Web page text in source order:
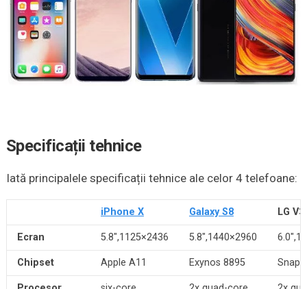
Specificații tehnice
Iată principalele specificații tehnice ale celor 4 telefoane:
iPhone X Galaxy S8 LG
Ecran 5.8″,1125×2436 5.8″,1440×2960
Chipset Apple A11 Exynos 8895